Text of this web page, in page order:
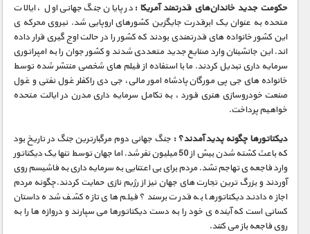
علم و فناوری
فرهنگ / هنر
کیهان / نجوم
گردشگری
ماورایی
مسابقات / ورزشی
مستند های اختصاصی
حکومت جدید خاندان‌های قدرتمند آمریکا : در پایان جنگ جهانی اول ، ایالات
متحده به عنوان یک ابرقدرت جایگزین کشورهای اروپایی شد. نیروی محرکه ی
این کشور خانواده های قدرتمندی بودند که کشور را در حالت اوج گیری قرار داده
اند. این جانشینان وارد صنایع جدید متعددی شدند و کشور جوان را به امپراتوری
سرمایه داری تبدیل کردند. ما با استفاده از فیلم های شخصی منتشر شده توسط
خانواده های جی پی مورگان پادشاه امور مالی، جی دی راکفلر غول نفتی و غول
صنعت خودروسازی هنری فورد ، به تکامل سرمایه داری مدرن در ایالت متحده
خواهیم پرداخت.
دیکتاتورها چگونه پدید آمدند؟ : جنگ جهانی دوم مرگبارترین جنگ در تاریخ بود
که باعث کشته شدن بیش از 50 میلیون نفر شد. اما جهان توسط تنها یک دیکتاتور
وارد فاجعه ی تهاجم نشد. مردم برای بی اعتنایی به سرمایه داری به فاشیسم روی
آوردند و بزرگ ترین تجارت های جهان نیز از رژیم نازی حمایت کردند.چگونه مردم
اجازه دادند دیکتاتورها به قدرت برسند؟ فیلم های تازه کشف شده داستان
کسانی است که آینده ی خود را به دست دیکتاتورها می سپارند و دروازه ها را به
روی فاجعه باز می کنند.